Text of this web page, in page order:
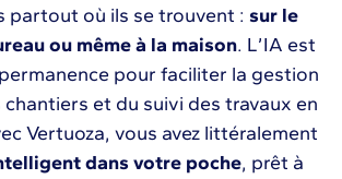
partout où ils se trouvent : sur le
ou même à la maison. L’IA est
pour faciliter la gestion
chantiers et du suivi des travaux en
Vertuoza, vous avez littéralement
dans votre poche, prêt à